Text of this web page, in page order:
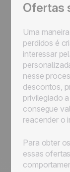
Ofertas
Uma
perdidos é
interessar
nesse
descontos,
privilegiado
consegue
reacender o
Para obter
essas